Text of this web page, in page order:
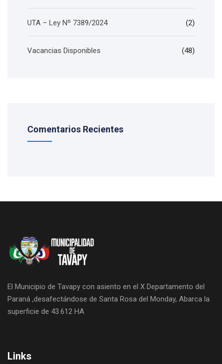
UTA – Ley Nº 7389/2024 (2)
Vacancias Disponibles (48)
Comentarios Recientes
El Municipio de Tavapy con asiento en el X Departamento del
Paraná ,desafectándose de Santa Rosa del Monday, Abarca la
superficie de 43.612 HA
Links